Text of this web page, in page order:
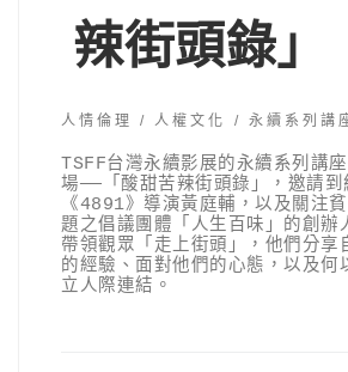
辣街頭錄」
人情倫理 人權文化 永續系列講
TSFF台灣永續影展的永續系列講
場——「酸甜苦辣街頭錄」，邀請到
《4891》導演黃庭輔，以及關注
題之倡議團體「人生百味」的創辦
帶領觀眾「走上街頭」，他們分享
的經驗、面對他們的心態，以及何
立人際連結。